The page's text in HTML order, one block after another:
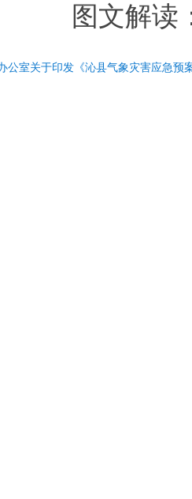
图文解读
公室关于印发《沁县气象灾害应急预